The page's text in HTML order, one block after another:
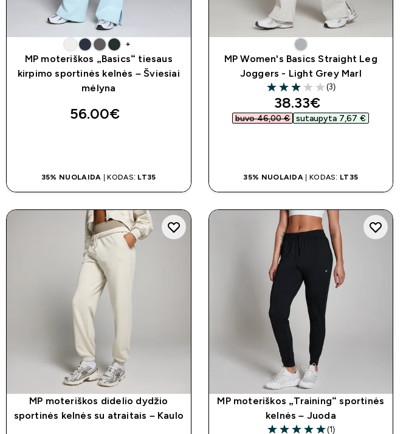
+
MP moteriškos „Basics“ tiesaus
kirpimo sportinės kelnės – Šviesiai
mėlyna
56.00€‎
35% NUOLAIDA | KODAS: LT35
MP Women's Basics Straight Leg
Joggers - Light Grey Marl
3 out of 5 stars
(3)
discounted price
38.33€‎
buvo 46,00 €‎ sutaupyta 7,67 €‎
35% NUOLAIDA | KODAS: LT35
MP moteriškos didelio dydžio
sportinės kelnės su atraitais – Kaulo
MP moteriškos „Training“ sportinės
kelnės – Juoda
(1)